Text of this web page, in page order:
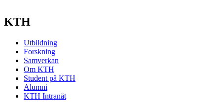
KTH
Utbildning
Forskning
Samverkan
Om KTH
Student på KTH
Alumni
KTH Intranät